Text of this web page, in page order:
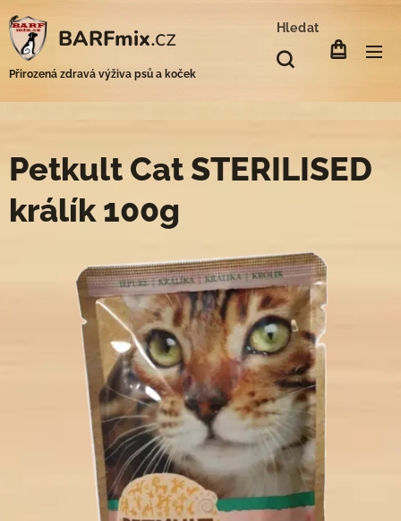
BARFmix.cz
Přirozená zdravá výživa psů a koček
Hledat
Petkult Cat STERILISED
králík 100g